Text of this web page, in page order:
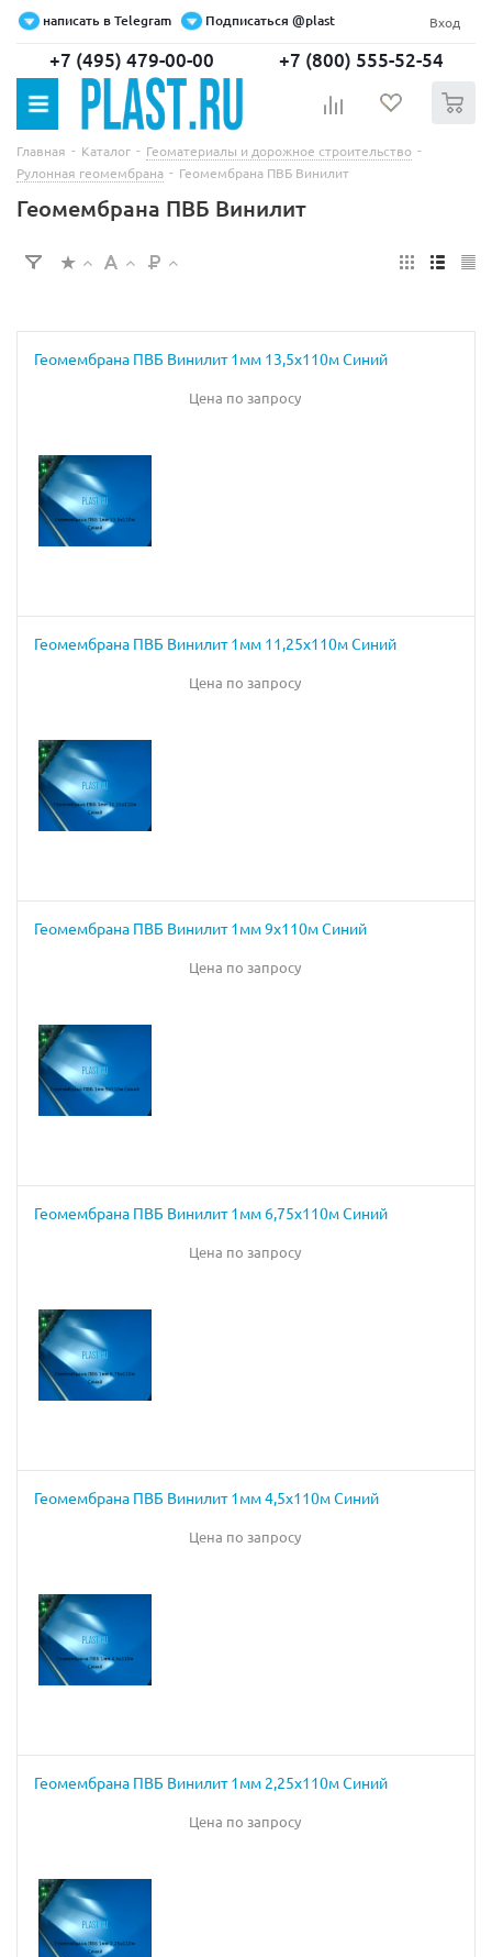
написать в Telegram Подписаться @plast Вход
+7 (495) 479-00-00 +7 (800) 555-52-54
Главная - Каталог - Геоматериалы и дорожное строительство -
Рулонная геомембрана - Геомембрана ПВБ Винилит
Геомембрана ПВБ Винилит
Геомембрана ПВБ Винилит 1мм 13,5х110м Синий
Цена по запросу
Геомембрана ПВБ Винилит 1мм 11,25х110м Синий
Цена по запросу
Геомембрана ПВБ Винилит 1мм 9х110м Синий
Цена по запросу
Геомембрана ПВБ Винилит 1мм 6,75х110м Синий
Цена по запросу
Геомембрана ПВБ Винилит 1мм 4,5х110м Синий
Цена по запросу
Геомембрана ПВБ Винилит 1мм 2,25х110м Синий
Цена по запросу